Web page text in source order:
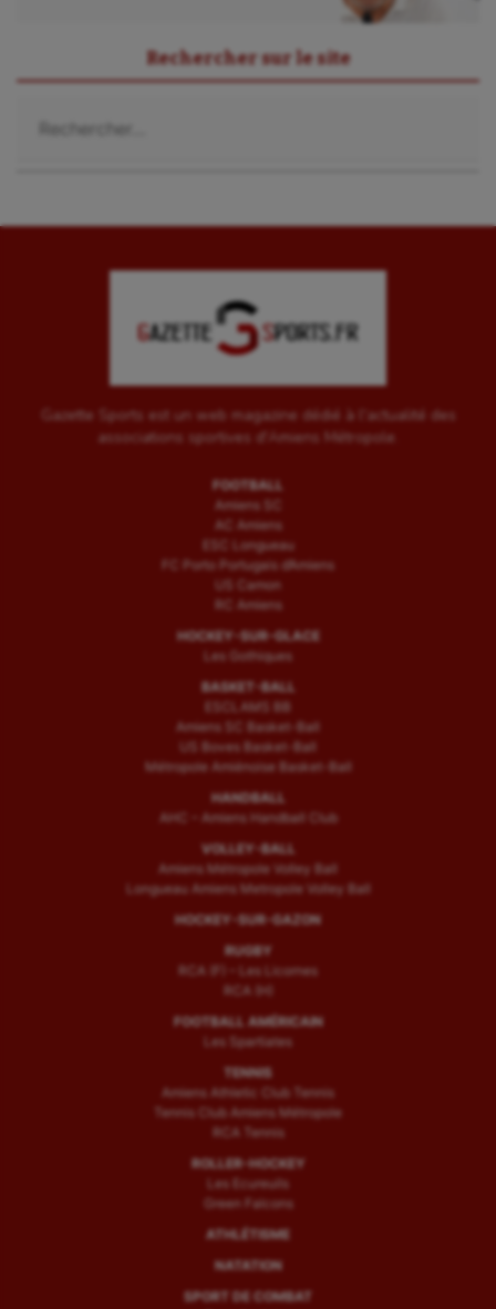
Rechercher sur le site
Gazette Sports est un web magazine dédié à l'actualité des
associations sportives d'Amiens Métropole.
FOOTBALL
Amiens SC
AC Amiens
ESC Longueau
FC Porto Portugais d’Amiens
US Camon
RC Amiens
HOCKEY-SUR-GLACE
Les Gothiques
BASKET-BALL
ESCLAMS BB
Amiens SC Basket-Ball
US Boves Basket-Ball
Métropole Amiénoise Basket-Ball
HANDBALL
AHC – Amiens Handball Club
VOLLEY-BALL
Amiens Métropole Volley Ball
Longueau Amiens Metropole Volley Ball
HOCKEY-SUR-GAZON
RUGBY
RCA (F) – Les Licornes
RCA (H)
FOOTBALL AMÉRICAIN
Les Spartiates
TENNIS
Amiens Athletic Club Tennis
Tennis Club Amiens Métropole
RCA Tennis
ROLLER-HOCKEY
Les Ecureuils
Green Falcons
ATHLÉTISME
NATATION
SPORT DE COMBAT